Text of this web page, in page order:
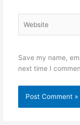
Save my name,
next time I